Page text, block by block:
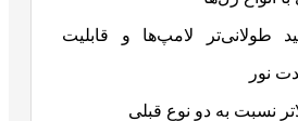
طولانی‌تر لامپ‌ها و قابلیت
نور
نسبت به دو نوع قبلی